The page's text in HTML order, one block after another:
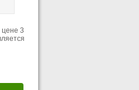
3